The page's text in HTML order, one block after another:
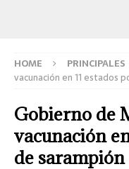
HOME PRINCIPALES
vacunación en 11 estados
Gobierno de
vacunación
de sarampión